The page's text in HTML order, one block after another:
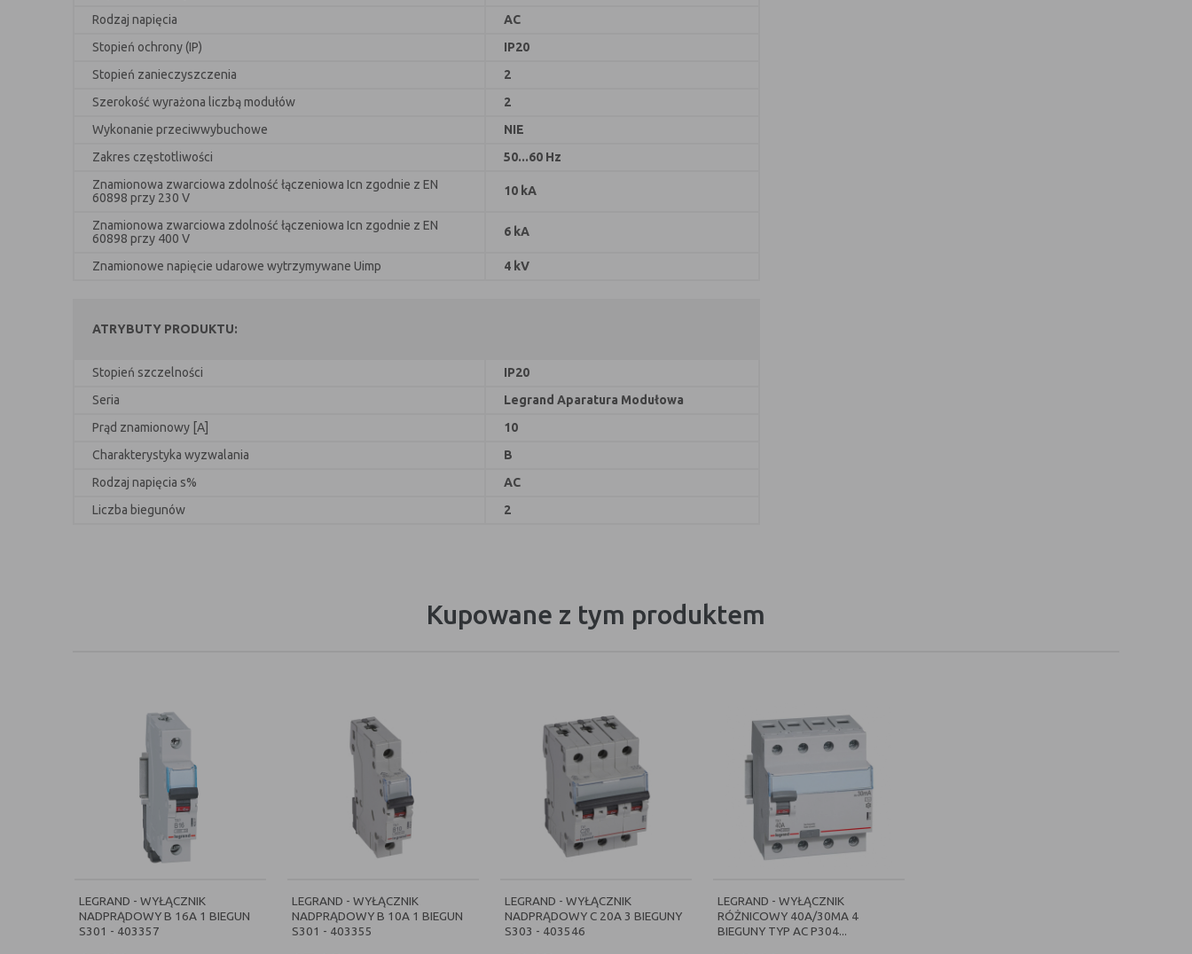
Rodzaj napięcia
AC
Stopień ochrony (IP)
IP20
Stopień zanieczyszczenia
2
Szerokość wyrażona liczbą modułów
2
Wykonanie przeciwwybuchowe
NIE
Zakres częstotliwości
50...60 Hz
Znamionowa zwarciowa zdolność łączeniowa Icn zgodnie z EN
60898 przy 230 V
10 kA
Znamionowa zwarciowa zdolność łączeniowa Icn zgodnie z EN
60898 przy 400 V
6 kA
Znamionowe napięcie udarowe wytrzymywane Uimp 4 kV
ATRYBUTY PRODUKTU:
Stopień szczelności
IP20
Seria
Legrand Aparatura Modułowa
Prąd znamionowy [A]
10
Charakterystyka wyzwalania
B
Rodzaj napięcia s%
AC
Liczba biegunów
2
Kupowane z tym produktem
LEGRAND - WYŁĄCZNIK
NADPRĄDOWY B 16A 1 BIEGUN
S301 - 403357
LEGRAND - WYŁĄCZNIK
NADPRĄDOWY B 10A 1 BIEGUN
S301 - 403355
LEGRAND - WYŁĄCZNIK
NADPRĄDOWY C 20A 3 BIEGUNY
S303 - 403546
LEGRAND - WYŁĄCZNIK
RÓŻNICOWY 40A/30MA 4
BIEGUNY TYP AC P304...